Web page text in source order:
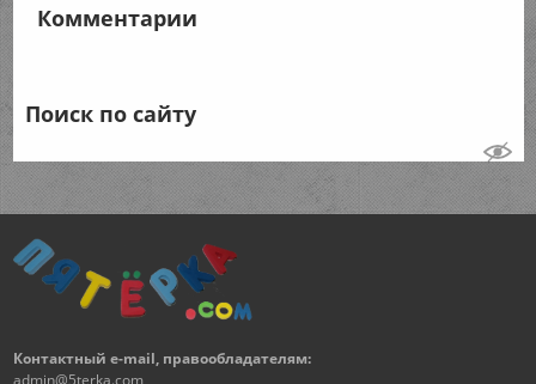
Комментарии
Поиск по сайту
Контактный e-mail, правообладателям: